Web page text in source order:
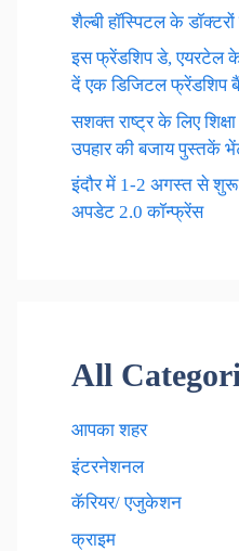
शैल्बी हॉस्पिटल के
इस फ्रेंडशिप डे, एयरटेल के
दें एक डिजिटल फ्रेंडशिप
सशक्त राष्ट्र के लिए
उपहार की बजाय पुस्तकें
इंदौर में 1-2 अगस्त से शुरू
अपडेट 2.0 कॉन्फ्रेंस
All
आपका शहर
इंटरनेशनल
कॅरियर/ एजुकेशन
क्राइम